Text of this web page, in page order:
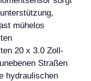
mühelos
20 x 3.0 Zoll-
Straßen
hydraulischen